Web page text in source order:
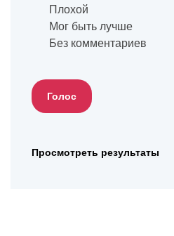
Плохой
Мог быть лучше
Без комментариев
Просмотреть результаты